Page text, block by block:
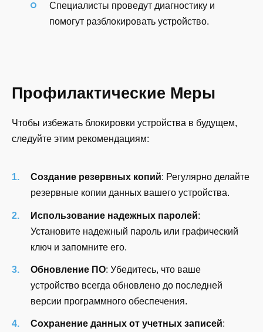
Специалисты проведут диагностику и
помогут разблокировать устройство.
Профилактические Меры
Чтобы избежать блокировки устройства в будущем,
следуйте этим рекомендациям:
Создание резервных копий: Регулярно делайте
резервные копии данных вашего устройства.
Использование надежных паролей:
Установите надежный пароль или графический
ключ и запомните его.
Обновление ПО: Убедитесь, что ваше
устройство всегда обновлено до последней
версии программного обеспечения.
Сохранение данных от учетных записей: